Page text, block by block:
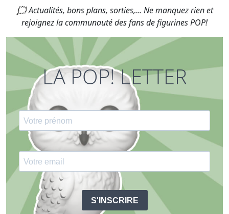
🗯 Actualités, bons plans, sorties,... Ne manquez rien et
rejoignez la communauté des fans de figurines POP!
LA POP! LETTER
S'INSCRIRE